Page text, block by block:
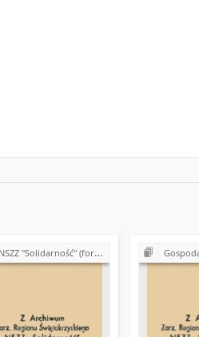
NSZZ "Solidarność" (formalno-prawne podstawy działalności)